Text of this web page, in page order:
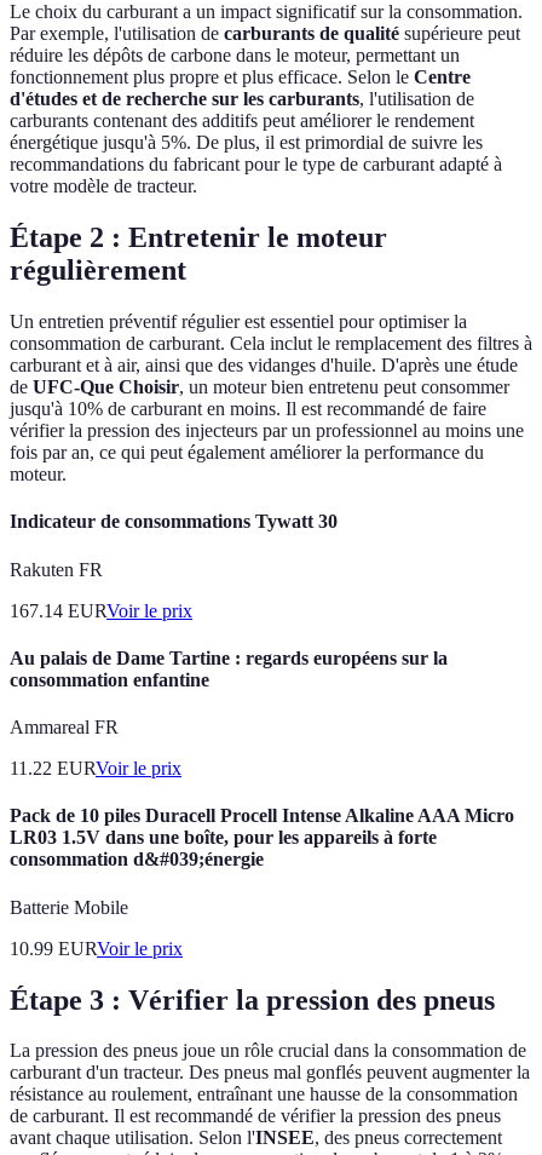
Le choix du carburant a un impact significatif sur la consommation.
Par exemple, l'utilisation de carburants de qualité supérieure peut
réduire les dépôts de carbone dans le moteur, permettant un
fonctionnement plus propre et plus efficace. Selon le Centre
d'études et de recherche sur les carburants, l'utilisation de
carburants contenant des additifs peut améliorer le rendement
énergétique jusqu'à 5%. De plus, il est primordial de suivre les
recommandations du fabricant pour le type de carburant adapté à
votre modèle de tracteur.
Étape 2 : Entretenir le moteur
régulièrement
Un entretien préventif régulier est essentiel pour optimiser la
consommation de carburant. Cela inclut le remplacement des filtres à
carburant et à air, ainsi que des vidanges d'huile. D'après une étude
de UFC-Que Choisir, un moteur bien entretenu peut consommer
jusqu'à 10% de carburant en moins. Il est recommandé de faire
vérifier la pression des injecteurs par un professionnel au moins une
fois par an, ce qui peut également améliorer la performance du
moteur.
Indicateur de consommations Tywatt 30
Rakuten FR
167.14 EURVoir le prix
Au palais de Dame Tartine : regards européens sur la
consommation enfantine
Ammareal FR
11.22 EURVoir le prix
Pack de 10 piles Duracell Procell Intense Alkaline AAA Micro
LR03 1.5V dans une boîte, pour les appareils à forte
consommation d&#039;énergie
Batterie Mobile
10.99 EURVoir le prix
Étape 3 : Vérifier la pression des pneus
La pression des pneus joue un rôle crucial dans la consommation de
carburant d'un tracteur. Des pneus mal gonflés peuvent augmenter la
résistance au roulement, entraînant une hausse de la consommation
de carburant. Il est recommandé de vérifier la pression des pneus
avant chaque utilisation. Selon l'INSEE, des pneus correctement